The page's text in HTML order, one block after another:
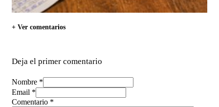
+ Ver comentarios
Deja el primer comentario
Nombre *
Email *
Comentario *